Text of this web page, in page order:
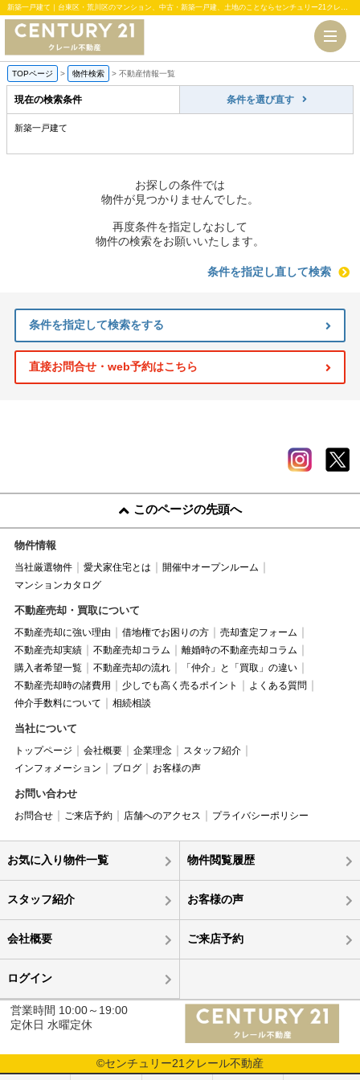
新築一戸建て｜台東区・荒川区のマンション、中古・新築一戸建、土地のことならセンチュリー21クレール不動産
TOPページ > 物件検索 > 不動産情報一覧
現在の検索条件 条件を選び直す
新築一戸建て
お探しの条件では
物件が見つかりませんでした。
再度条件を指定しなおして
物件の検索をお願いいたします。
条件を指定し直して検索
条件を指定して検索をする
直接お問合せ・web予約はこちら
このページの先頭へ
物件情報
当社厳選物件 愛犬家住宅とは
開催中オープンルーム
マンションカタログ
不動産売却・買取について
不動産売却に強い理由 借地権でお困りの方
売却査定フォーム
不動産売却実績
不動産売却コラム
離婚時の不動産売却コラム
購入者希望一覧
不動産売却の流れ
「仲介」と「買取」の違い
不動産売却時の諸費用
少しでも高く売るポイント
よくある質問
仲介手数料について
相続相談
当社について
トップページ 会社概要 企業理念
スタッフ紹介
インフォメーション
ブログ お客様の声
お問い合わせ
お問合せ ご来店予約 店舗へのアクセス プライバシーポリシー
お気に入り物件一覧 物件閲覧履歴
スタッフ紹介 お客様の声
会社概要 ご来店予約
ログイン
営業時間 10:00～19:00
定休日 水曜定休
©センチュリー21クレール不動産